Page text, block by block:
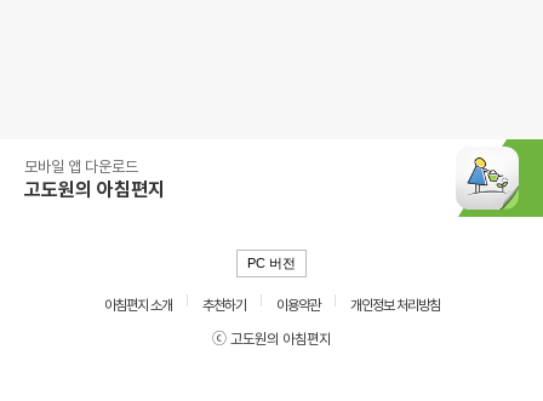
모바일 앱 다운로드
고도원의 아침편지
PC 버전
아침편지 소개 추천하기 이용약관
개인정보 처리방침
ⓒ 고도원의 아침편지